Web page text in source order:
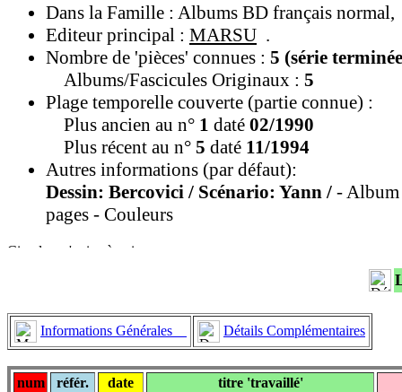
Dans la Famille : Albums BD français normal,
Editeur principal : MARSU .
Nombre de 'pièces' connues : 5 (série
Albums/Fascicules Originaux : 5
Plage temporelle couverte (partie connue) :
Plus ancien au n° 1 daté 02/1990
Plus récent au n° 5 daté 11/1994
Autres informations (par défaut):
Dessin: Bercovici / Scénario: Yann / - Album
pages - Couleurs
Informations Générales Détails Complémentaires
num référ. date
titre 'travaillé'